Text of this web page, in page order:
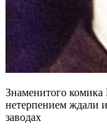
Знаменитого
нетерпением ждали
заводах